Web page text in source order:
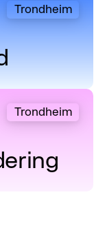
Trondheim
Trondheim